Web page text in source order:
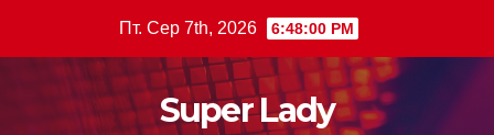
Пт. Сер 7th, 2026 6:48:01 PM
Super Lady